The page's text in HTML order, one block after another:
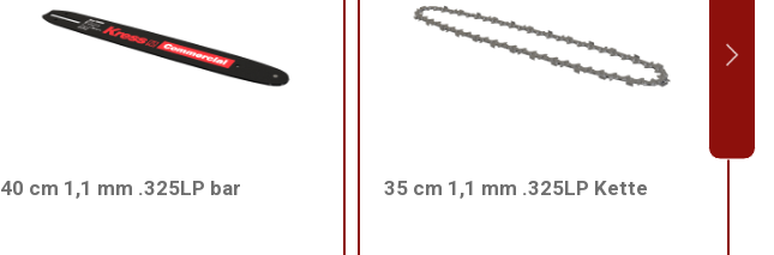
40 cm 1,1 mm .325LP bar 35 cm 1,1 mm .325LP Kette